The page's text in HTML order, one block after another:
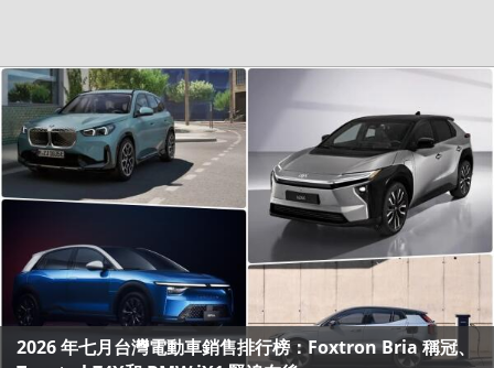
2026 年七月台灣電動車銷售排行榜：Foxtron Bria 稱冠、